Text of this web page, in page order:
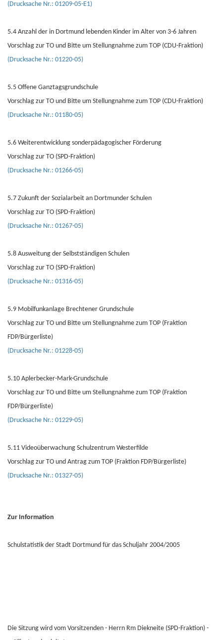
(Drucksache Nr.: 01209-05-E1)
5.4 Anzahl der in Dortmund lebenden Kinder im Alter von 3-6 Jahren
Vorschlag zur TO und Bitte um Stellungnahme zum TOP (CDU-Fraktion)
(Drucksache Nr.: 01220-05)
5.5 Offene Ganztagsgrundschule
Vorschlag zur TO und Bitte um Stellungnahme zum TOP (CDU-Fraktion)
(Drucksache Nr.: 01180-05)
5.6 Weiterentwicklung sonderpädagogischer Förderung
Vorschlag zur TO (SPD-Fraktion)
(Drucksache Nr.: 01266-05)
5.7 Zukunft der Sozialarbeit an Dortmunder Schulen
Vorschlag zur TO (SPD-Fraktion)
(Drucksache Nr.: 01267-05)
5.8 Ausweitung der Selbstständigen Schulen
Vorschlag zur TO (SPD-Fraktion)
(Drucksache Nr.: 01316-05)
5.9 Mobilfunkanlage Brechtener Grundschule
Vorschlag zur TO und Bitte um Stellungnahme zum TOP (Fraktion
FDP/Bürgerliste)
(Drucksache Nr.: 01228-05)
5.10 Aplerbecker-Mark-Grundschule
Vorschlag zur TO und Bitte um Stellungnahme zum TOP (Fraktion
FDP/Bürgerliste)
(Drucksache Nr.: 01229-05)
5.11 Videoüberwachung Schulzentrum Westerfilde
Vorschlag zur TO und Antrag zum TOP (Fraktion FDP/Bürgerliste)
(Drucksache Nr.: 01327-05)
Zur Information
Schulstatistik der Stadt Dortmund für das Schuljahr 2004/2005
Die Sitzung wird vom Vorsitzenden - Herrn Rm Diekneite (SPD-Fraktion) -